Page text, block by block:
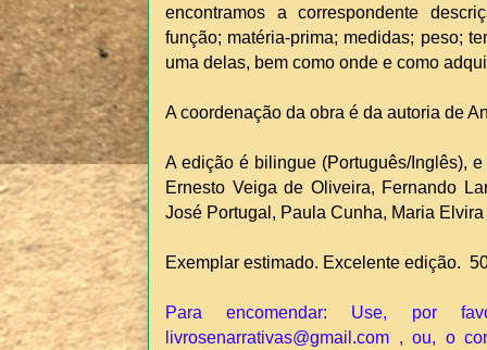
encontramos a correspondente
função; matéria-prima; medidas; peso;
uma delas, bem como onde e como
A coordenação da obra é da autoria de
A edição é bilingue (Português/Inglês),
Ernesto Veiga de Oliveira, Fernando
José Portugal, Paula Cunha, Maria
Exemplar estimado. Excelente edição.
Para encomendar: Use, por
livrosenarrativas@gmail.com , ou, o